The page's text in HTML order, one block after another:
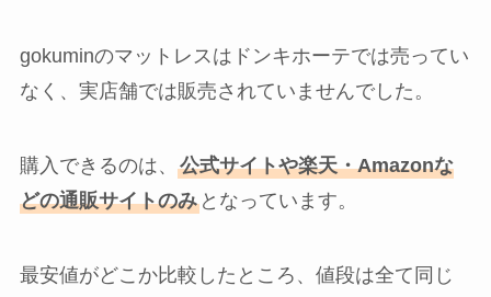
gokuminのマットレスはドンキホーテでは売ってい
なく、実店舗では販売されていませんでした。
購入できるのは、 公式サイトや楽天・Amazonな
どの通販サイトのみとなっています。
最安値がどこか比較したところ、値段は全て同じ